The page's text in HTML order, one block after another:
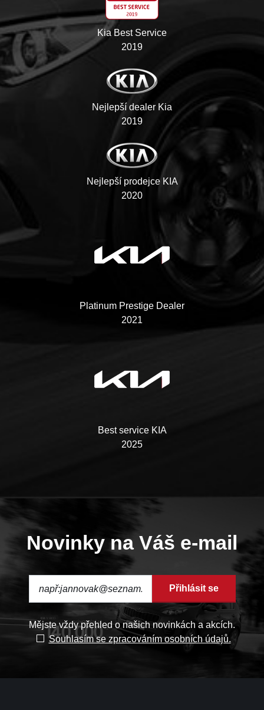
Kia Best Service
2019
Nejlepší dealer Kia
2019
Nejlepší prodejce KIA
2020
Platinum Prestige Dealer
2021
Best service KIA
2025
Novinky na Váš e-mail
Přihlásit se
Mějste vždy přehled o našich novinkách a akcích.
Souhlasím se zpracováním osobních údajů.